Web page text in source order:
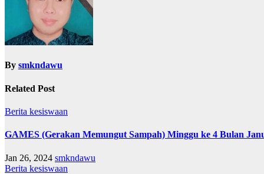
By smkndawu
Related Post
Berita kesiswaan
GAMES (Gerakan Memungut Sampah) Minggu ke 4 Bulan
Jan 26, 2024 smkndawu
Berita kesiswaan